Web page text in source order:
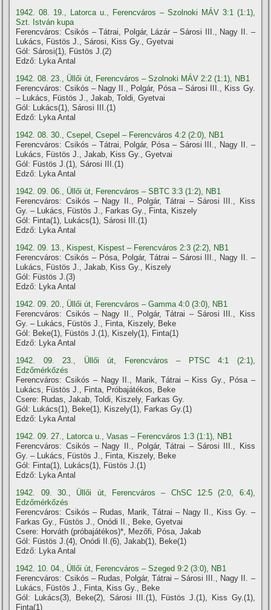
1942. 08. 19., Latorca u., Ferencváros – Szolnoki MÁV 3:1 (1:1),
Szt. István kupa
Ferencváros: Csikós – Tátrai, Polgár, Lázár – Sárosi III., Nagy II. –
Lukács, Füstös J., Sárosi, Kiss Gy., Gyetvai
Gól: Sárosi(1), Füstös J.(2)
Edző: Lyka Antal
1942. 08. 23., Üllői út, Ferencváros – Szolnoki MÁV 2:2 (1:1), NB1
Ferencváros: Csikós – Nagy II., Polgár, Pósa – Sárosi III., Kiss Gy.
– Lukács, Füstös J., Jakab, Toldi, Gyetvai
Gól: Lukács(1), Sárosi III.(1)
Edző: Lyka Antal
1942. 08. 30., Csepel, Csepel – Ferencváros 4:2 (2:0), NB1
Ferencváros: Csikós – Tátrai, Polgár, Pósa – Sárosi III., Nagy II. –
Lukács, Füstös J., Jakab, Kiss Gy., Gyetvai
Gól: Füstös J.(1), Sárosi III.(1)
Edző: Lyka Antal
1942. 09. 06., Üllői út, Ferencváros – SBTC 3:3 (1:2), NB1
Ferencváros: Csikós – Nagy II., Polgár, Tátrai – Sárosi III., Kiss
Gy. – Lukács, Füstös J., Farkas Gy., Finta, Kiszely
Gól: Finta(1), Lukács(1), Sárosi III.(1)
Edző: Lyka Antal
1942. 09. 13., Kispest, Kispest – Ferencváros 2:3 (2:2), NB1
Ferencváros: Csikós – Pósa, Polgár, Tátrai – Sárosi III., Nagy II. –
Lukács, Füstös J., Jakab, Kiss Gy., Kiszely
Gól: Füstös J.(3)
Edző: Lyka Antal
1942. 09. 20., Üllői út, Ferencváros – Gamma 4:0 (3:0), NB1
Ferencváros: Csikós – Nagy II., Polgár, Tátrai – Sárosi III., Kiss
Gy. – Lukács, Füstös J., Finta, Kiszely, Beke
Gól: Beke(1), Füstös J.(1), Kiszely(1), Finta(1)
Edző: Lyka Antal
1942. 09. 23., Üllői út, Ferencváros – PTSC 4:1 (2:1),
Edzőmérkőzés
Ferencváros: Csikós – Nagy II., Marik, Tátrai – Kiss Gy., Pósa –
Lukács, Füstös J., Finta, Próbajátékos, Beke
Csere: Rudas, Jakab, Toldi, Kiszely, Farkas Gy.
Gól: Lukács(1), Beke(1), Kiszely(1), Farkas Gy.(1)
Edző: Lyka Antal
1942. 09. 27., Latorca u., Vasas – Ferencváros 1:3 (1:1), NB1
Ferencváros: Csikós – Nagy II., Polgár, Tátrai – Sárosi III., Kiss
Gy. – Lukács, Füstös J., Finta, Kiszely, Beke
Gól: Finta(1), Lukács(1), Füstös J.(1)
Edző: Lyka Antal
1942. 09. 30., Üllői út, Ferencváros – ChSC 12:5 (2:0, 6:4),
Edzőmérkőzés
Ferencváros: Csikós – Rudas, Marik, Tátrai – Nagy II., Kiss Gy. –
Farkas Gy., Füstös J., Onódi II., Beke, Gyetvai
Csere: Horváth (próbajátékos)*, Mezőfi, Pósa, Jakab
Gól: Füstös J.(4), Onódi II.(6), Jakab(1), Beke(1)
Edző: Lyka Antal
1942. 10. 04., Üllői út, Ferencváros – Szeged 9:2 (3:0), NB1
Ferencváros: Csikós – Rudas, Polgár, Tátrai – Sárosi III., Nagy II. –
Lukács, Füstös J., Finta, Kiss Gy., Beke
Gól: Lukács(3), Beke(2), Sárosi III.(1), Füstös J.(1), Kiss Gy.(1),
Finta(1)